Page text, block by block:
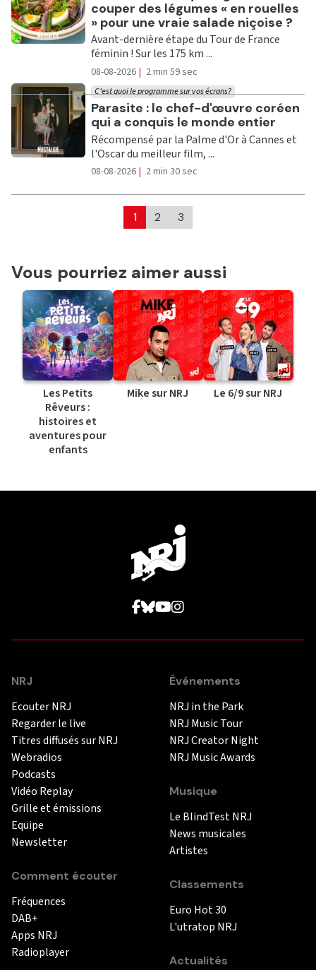
couper des légumes « en rouelles
» pour une vraie salade niçoise ?
Avant-dernière étape du Tour de France
féminin ! Sur les 175 km ...
08-08-2026 | 2 min 59 sec
Ecouter
Parasite : le chef-d'œuvre coréen
qui a conquis le monde entier
C'est quoi le programme sur vos écrans?
Récompensé par la Palme d'Or à Cannes et
l'Oscar du meilleur film, ...
08-08-2026 | 2 min 30 sec
1 2 3
Vous pourriez aimer aussi
Les Petits
Rêveurs :
histoires et
aventures pour
enfants
Mike sur NRJ Le 6/9 sur NRJ
NRJ
Ecouter NRJ
Regarder le live
Titres diffusés sur NRJ
Webradios
Podcasts
Vidéo Replay
Grille et émissions
Equipe
Newsletter
Comment écouter
Fréquences
DAB+
Apps NRJ
Radioplayer
Événements
NRJ in the Park
NRJ Music Tour
NRJ Creator Night
NRJ Music Awards
Musique
Le BlindTest NRJ
News musicales
Artistes
Classements
Euro Hot 30
L'utratop NRJ
Actualités